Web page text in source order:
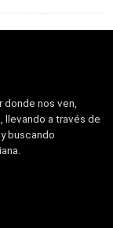
donde nos ven,
llevando a través de
buscando